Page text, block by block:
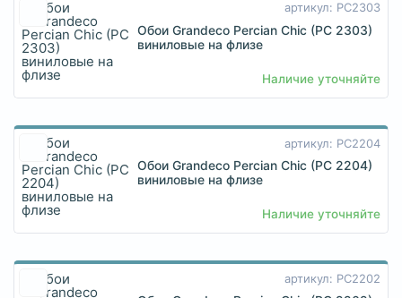
артикул: PC2303
Обои Grandeco Percian Chic (PC 2303)
виниловые на флизе
Наличие уточняйте
артикул: PC2204
Обои Grandeco Percian Chic (PC 2204)
виниловые на флизе
Наличие уточняйте
артикул: PC2202